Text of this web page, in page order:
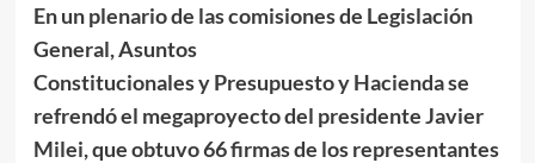
En un plenario de las comisiones de Legislación
General, Asuntos
Constitucionales y Presupuesto y Hacienda se
refrendó el megaproyecto del presidente Javier
Milei, que obtuvo 66 firmas de los representantes